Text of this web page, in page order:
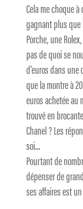
Cela me choque
gagnant plus
Porche, une
pas de quoi se
d’euros dans
que la montre à
euros achetée au
trouvé en
Chanel ? Les
soi…
Pourtant de
dépenser de
ses affaires est